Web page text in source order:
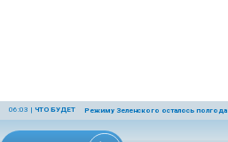
06:03 | ЧТО БУДЕТ Режиму Зеленского осталось полгода